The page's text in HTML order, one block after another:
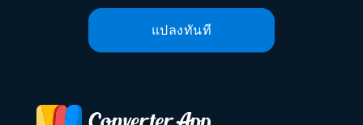
แปลงทันที